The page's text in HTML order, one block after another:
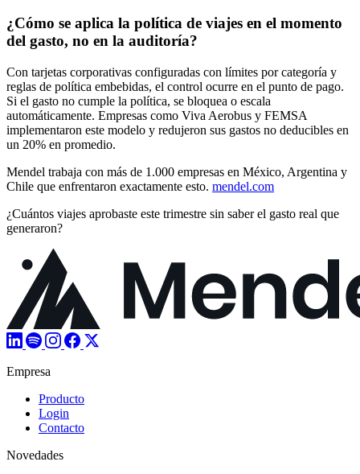
¿Cómo se aplica la política de viajes en el momento
del gasto, no en la auditoría?
Con tarjetas corporativas configuradas con límites por categoría y
reglas de política embebidas, el control ocurre en el punto de pago.
Si el gasto no cumple la política, se bloquea o escala
automáticamente. Empresas como Viva Aerobus y FEMSA
implementaron este modelo y redujeron sus gastos no deducibles en
un 20% en promedio.
Mendel trabaja con más de 1.000 empresas en México, Argentina y
Chile que enfrentaron exactamente esto. mendel.com
¿Cuántos viajes aprobaste este trimestre sin saber el gasto real que
generaron?
Empresa
Producto
Login
Contacto
Novedades